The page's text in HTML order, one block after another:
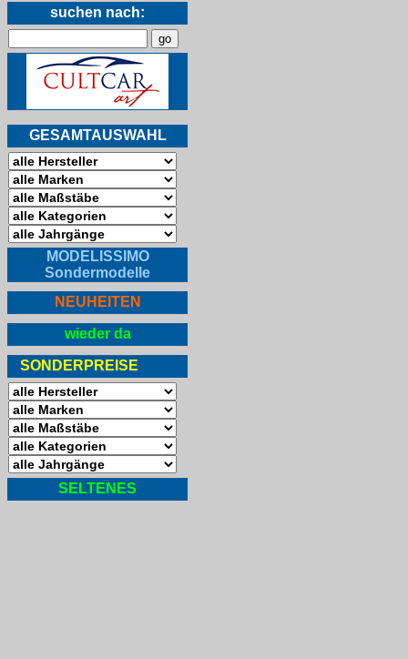
suchen nach:
GESAMTAUSWAHL
MODELISSIMO
Sondermodelle
NEUHEITEN
wieder da
SONDERPREISE
SELTENES